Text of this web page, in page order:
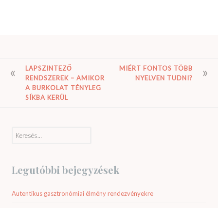
BEJEGYZÉS
NAVIGÁCIÓ
LAPSZINTEZŐ
RENDSZEREK – AMIKOR
A BURKOLAT TÉNYLEG
SÍKBA KERÜL
MIÉRT FONTOS TÖBB
NYELVEN TUDNI?
Legutóbbi bejegyzések
Autentikus gasztronómiai élmény rendezvényekre